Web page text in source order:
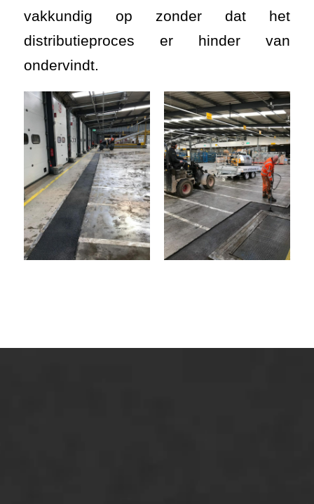
vakkundig op zonder dat het
distributieproces er hinder van
ondervindt.